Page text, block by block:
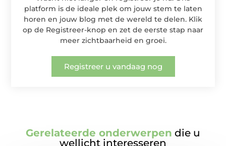
platform is de ideale plek om jouw stem te laten
horen en jouw blog met de wereld te delen. Klik
op de Registreer-knop en zet de eerste stap naar
meer zichtbaarheid en groei.
Registreer u vandaag nog
Gerelateerde onderwerpen die u
wellicht interesseren